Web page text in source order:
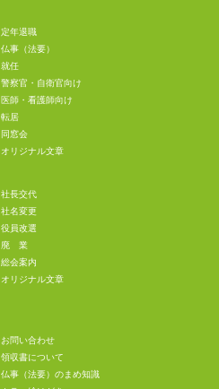
定年退職
仏事（法要）
就任
警察官・自衛官向け
医師・看護師向け
転居
同窓会
オリジナル文章
社長交代
社名変更
役員改選
廃 業
総会案内
オリジナル文章
お問い合わせ
領収書について
仏事（法要）のまめ知識